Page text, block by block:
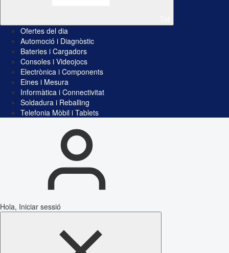
Ofertes del dia
Automoció i Diagnòstic
Bateries i Cargadors
Consoles i Videojocs
Electrònica i Components
Eines i Mesura
Informàtica i Connectivitat
Soldadura i Reballing
Telefonia Mòbil i Tablets
Hola, Iniciar sessió